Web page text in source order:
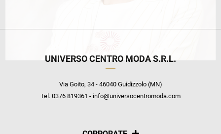
UNIVERSO CENTRO MODA S.R.L.
Via Goito, 34 - 46040 Guidizzolo (MN)
Tel. 0376 819361 - info@universocentromoda.com